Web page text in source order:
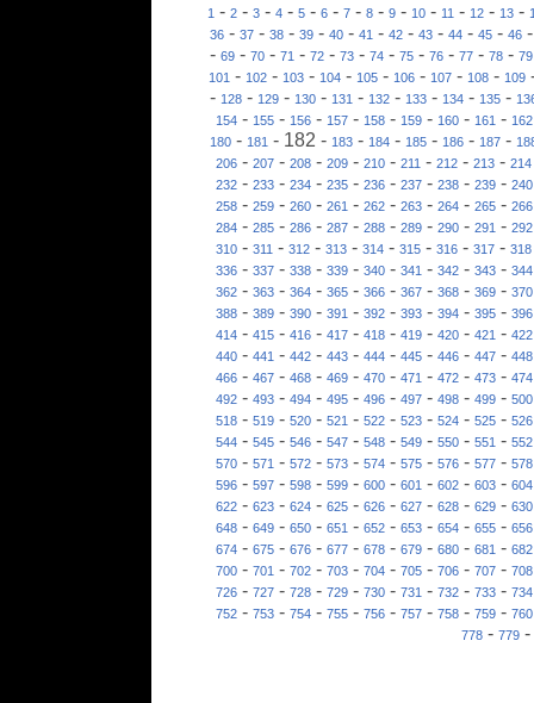
1- 2- 3- 4- 5- 6- 7- 8- 9- 10- 11- 12- 13-
36- 37- 38- 39- 40- 41- 42- 43- 44- 45- 46
- 69 - 70 - 71 - 72 - 73 - 74 - 75 - 76 - 77 - 78 - 79
101 - 102 - 103 - 104 - 105 - 106 - 107 - 108 - 109
- 128 - 129 - 130 - 131 - 132 - 133 - 134 - 135 -
154- 155- 156- 157- 158- 159- 160- 161- 162
180 - 181 - 182 - 183 - 184 - 185 - 186 - 187 -
206 - 207 - 208 - 209 - 210 - 211 - 212 - 213 - 214
232- 233- 234- 235- 236- 237- 238- 239- 240
258- 259- 260- 261- 262- 263- 264- 265- 266
284- 285- 286- 287- 288- 289- 290- 291- 292
310 - 311 - 312 - 313 - 314 - 315 - 316 - 317 - 318
336- 337- 338- 339- 340- 341- 342- 343- 344
362- 363- 364- 365- 366- 367- 368- 369- 370
388 - 389 - 390 - 391 - 392 - 393 - 394 - 395 - 396
414- 415- 416- 417- 418- 419- 420- 421- 422
440- 441- 442- 443- 444- 445- 446- 447- 448
466- 467- 468- 469- 470- 471- 472- 473- 474
492 - 493 - 494 - 495 - 496 - 497 - 498 - 499 - 500
518- 519- 520- 521- 522- 523- 524- 525- 526
544- 545- 546- 547- 548- 549- 550- 551- 552
570- 571- 572- 573- 574- 575- 576- 577- 578
596 - 597 - 598 - 599 - 600 - 601 - 602 - 603 - 604
622- 623- 624- 625- 626- 627- 628- 629- 630
648- 649- 650- 651- 652- 653- 654- 655- 656
674- 675- 676- 677- 678- 679- 680- 681- 682
700 - 701 - 702 - 703 - 704 - 705 - 706 - 707 - 708
726- 727- 728- 729- 730- 731- 732- 733- 734
752- 753- 754- 755- 756- 757- 758- 759- 760
778- 779-